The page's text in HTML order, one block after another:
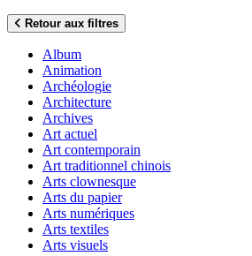
Retour aux filtres
Album
Animation
Archéologie
Architecture
Archives
Art actuel
Art contemporain
Art traditionnel chinois
Arts clownesque
Arts du papier
Arts numériques
Arts textiles
Arts visuels